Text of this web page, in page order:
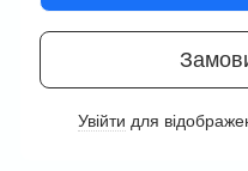
Увійти для